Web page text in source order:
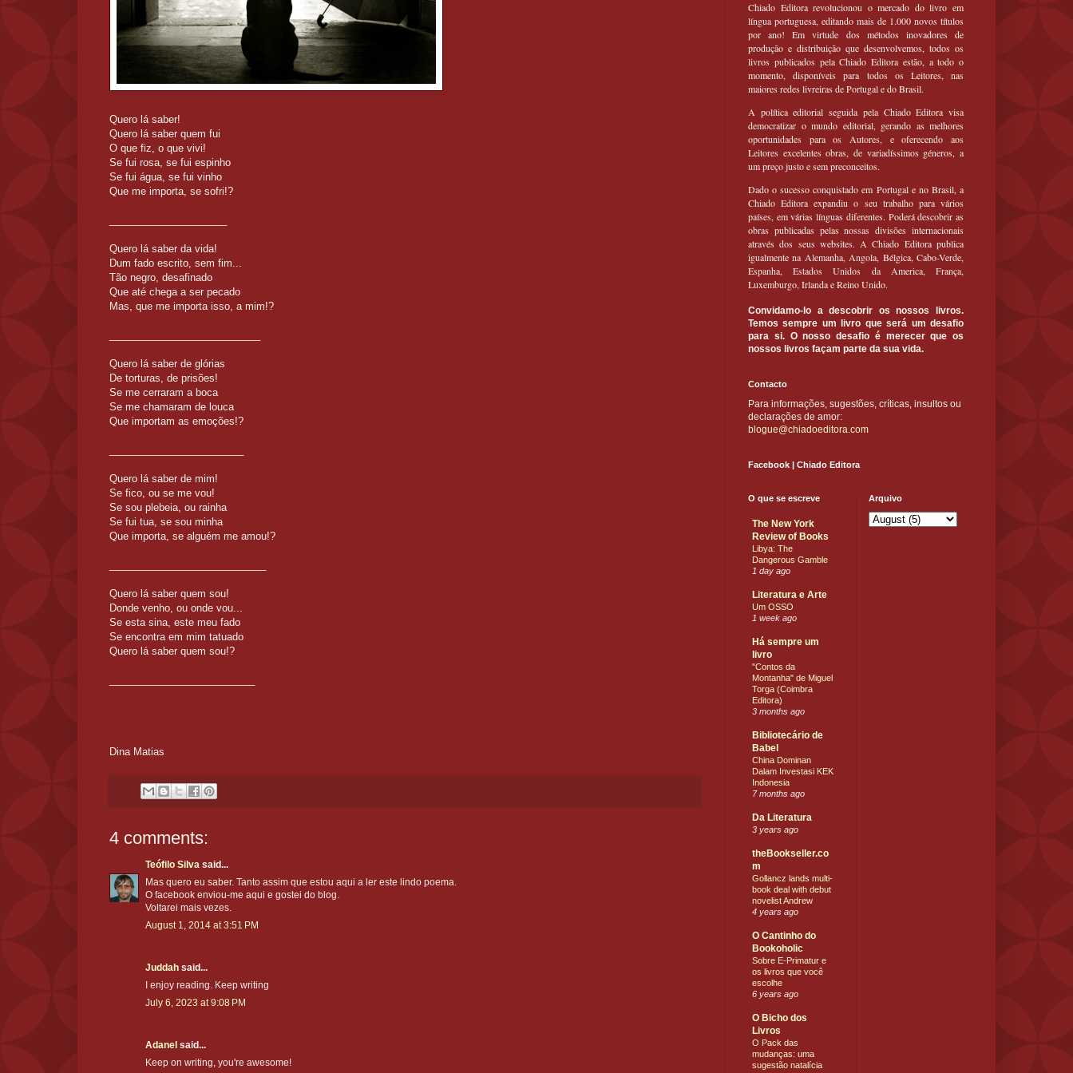
Quero lá saber!
Quero lá saber quem fui
O que fiz, o que vivi!
Se fui rosa, se fui espinho
Se fui água, se fui vinho
Que me importa, se sofri!?
Quero lá saber da vida!
Dum fado escrito, sem fim...
Tão negro, desafinado
Que até chega a ser pecado
Mas, que me importa isso, a mim!?
Quero lá saber de glórias
De torturas, de prisões!
Se me cerraram a boca
Se me chamaram de louca
Que importam as emoções!?
Quero lá saber de mim!
Se fico, ou se me vou!
Se sou plebeia, ou rainha
Se fui tua, se sou minha
Que importa, se alguém me amou!?
Quero lá saber quem sou!
Donde venho, ou onde vou...
Se esta sina, este meu fado
Se encontra em mim tatuado
Quero lá saber quem sou!?
Dina Matias
4 comments:
Teófilo Silva said...
Mas quero eu saber. Tanto assim que estou aqui a ler este lindo poema.
O facebook enviou-me aqui e gostei do blog.
Voltarei mais vezes.
August 1, 2014 at 3:51 PM
Juddah said...
I enjoy reading. Keep writing
July 6, 2023 at 9:08 PM
Adanel said...
Keep on writing, you're awesome!
Chiado Editora revolucionou o mercado do livro em
língua portuguesa, editando mais de 1.000 novos títulos
por ano! Em virtude dos métodos inovadores de
produção e distribuição que desenvolvemos, todos os
livros publicados pela Chiado Editora estão, a todo o
momento, disponíveis para todos os Leitores, nas
maiores redes livreiras de Portugal e do Brasil.
A política editorial seguida pela Chiado Editora visa
democratizar o mundo editorial, gerando as melhores
oportunidades para os Autores, e oferecendo aos
Leitores excelentes obras, de variadíssimos géneros, a
um preço justo e sem preconceitos.
Dado o sucesso conquistado em Portugal e no Brasil, a
Chiado Editora expandiu o seu trabalho para vários
países, em várias línguas diferentes. Poderá descobrir as
obras publicadas pelas nossas divisões internacionais
através dos seus websites. A Chiado Editora publica
igualmente na Alemanha, Angola, Bélgica, Cabo-Verde,
Espanha, Estados Unidos da America, França,
Luxemburgo, Irlanda e Reino Unido.
Convidamo-lo a descobrir os nossos livros.
Temos sempre um livro que será um desafio
para si. O nosso desafio é merecer que os
nossos livros façam parte da sua vida.
Contacto
Para informações, sugestões, críticas, insultos ou
declarações de amor:
blogue@chiadoeditora.com
Facebook | Chiado Editora
O que se escreve
The New York
Review of Books
Libya: The
Dangerous Gamble
1 day ago
Literatura e Arte
Um OSSO
1 week ago
Há sempre um
livro
"Contos da
Montanha" de Miguel
Torga (Coimbra
Editora)
3 months ago
Bibliotecário de
Babel
China Dominan
Dalam Investasi KEK
Indonesia
7 months ago
Da Literatura
3 years ago
theBookseller.co
m
Gollancz lands multi-
book deal with debut
novelist Andrew
4 years ago
O Cantinho do
Bookoholic
Sobre E-Primatur e
os livros que você
escolhe
6 years ago
O Bicho dos
Livros
O Pack das
mudanças: uma
sugestão natalícia
Arquivo